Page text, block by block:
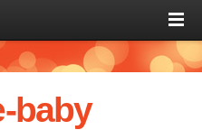
baby